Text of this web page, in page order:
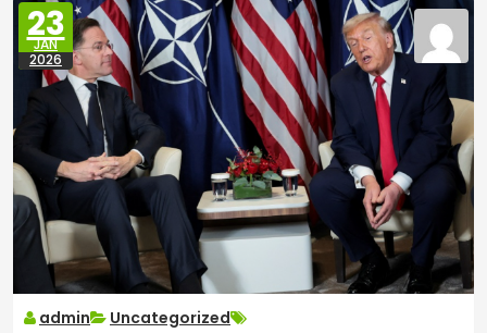
23
JAN
2026
admin Uncategorized